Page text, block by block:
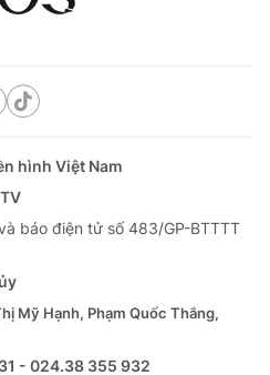
hình Việt Nam
báo điện tử số 483/GP-BTTTT
Mỹ Hạnh, Phạm Quốc Thắng,
- 024.38 355 932